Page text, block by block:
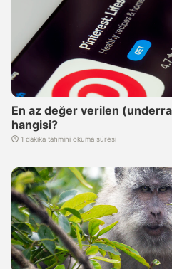
En az değer verilen
hangisi?
1 dakika tahmini okuma süresi